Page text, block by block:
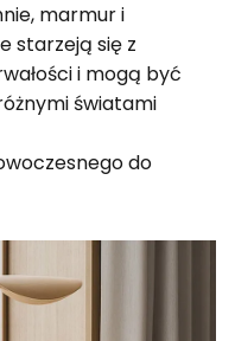
marmur i
starzeją się z
i mogą być
światami
do